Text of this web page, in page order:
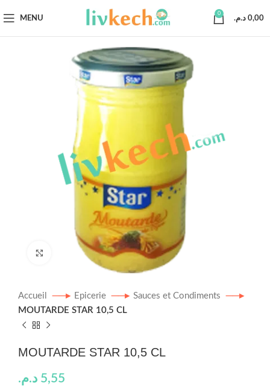
MENU
0
0,00 د.م.
Click to enlarge
Accueil Epicerie
Sauces et Condiments
MOUTARDE STAR 10,5 CL
MOUTARDE STAR 10,5 CL
5,55 د.م.